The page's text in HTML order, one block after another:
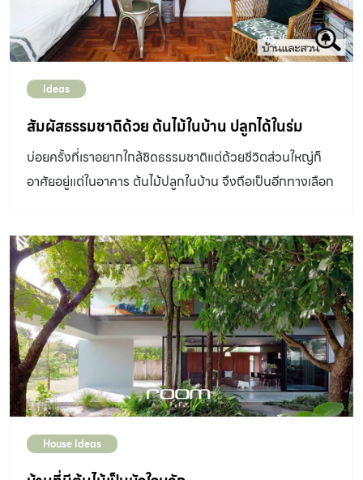
Ideas
สัมผัสธรรมชาติด้วย ต้นไม้ในบ้าน ปลูกได้ในร่ม
บ่อยครั้งที่เราอยากใกล้ชิดธรรมชาติแต่ด้วยชีวิตส่วนใหญ่ก็
อาศัยอยู่แต่ในอาคาร ต้นไม้ปลูกในบ้าน จึงถือเป็นอีกทางเลือก
หรือที่เรารู้จักกันดีในชื่อ “Indoor plant” เป็นที่นิยมมากใน
ปัจจุบันด้วยคนเมืองส่วนใหญ่ใช้ชีวิตอยู่แต่ในอาคาร เลือกที่จะ
อาศัยอยู่ในคอนโด ทำให้พื้นที่ปลูกต้นไม้มีไม่มากพอ ต้นไม้ใน
ร่มจึงสำคัญเพราะต้นไม้เหล่านี้จะช่วยสร้างบรรยากาศสีเขียว
ทำให้เรารู้สึกสดชื่นอีกทั้งต้นไม้บางชนิดยังสามารถช่วยฟอก
อากาศไปในตัวได้ด้วยทำให้เสมือนได้รับพลังบวกไปในตัวแม้ว่า
จะอยู่แต่ในอาคารก็ตาม ในโซนยุโรป ต้นไม้ในร่มก็เป็นที่นิยม
มากเช่นกัน อย่าง Igor Josifovic and Judith de Graaff
ตกแต่งภายในบ้านด้วยสีเขียวจากต้นไม้ ได้มีการทำหนังสือชื่อ
ว่า Living and Styling with Plants เพื่อให้เป็นแรงบันดาล
House Ideas